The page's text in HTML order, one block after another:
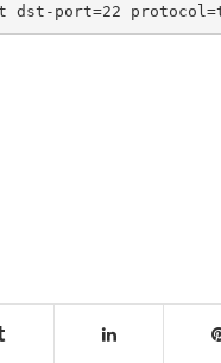
dst-port=22